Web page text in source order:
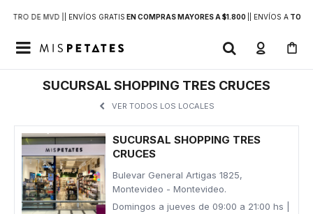
DE MVD | | ENVÍOS GRATIS EN COMPRAS MAYORES A $1.800 | ENVÍOS ATODO

SUCURSAL SHOPPING TRES CRUCES
VER TODOS LOS LOCALES
SUCURSAL SHOPPING TRES
CRUCES
Bulevar General Artigas 1825,
Montevideo - Montevideo.
Domingos a jueves de 09:00 a 21:00 hs |